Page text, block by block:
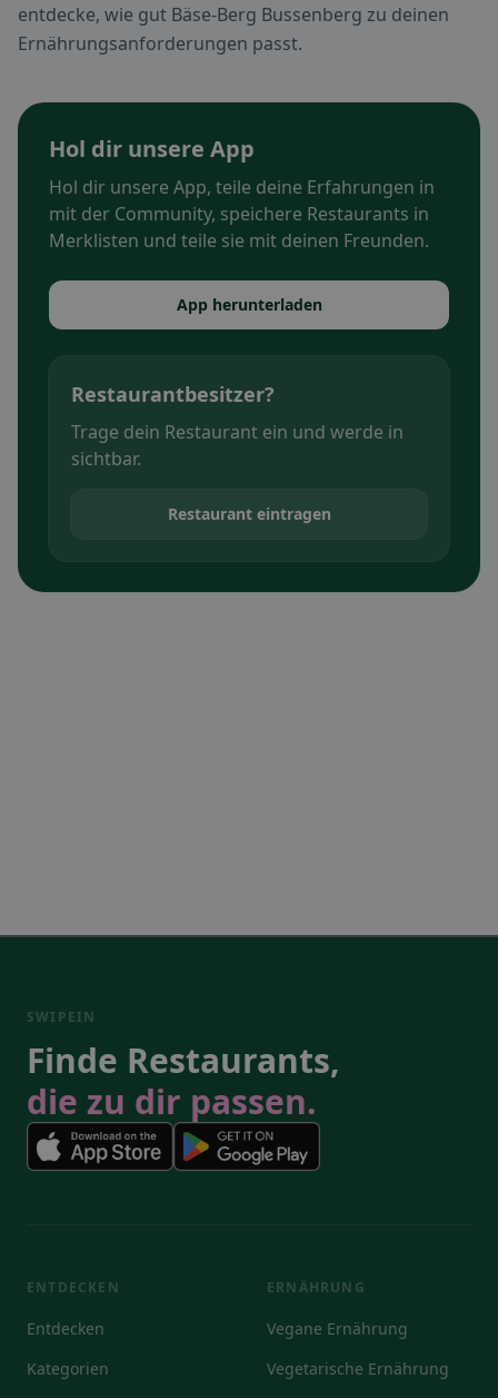
entdecke, wie gut Bäse-Berg Bussenberg zu deinen
Ernährungsanforderungen passt.
Hol dir unsere App
Hol dir unsere App, teile deine Erfahrungen in
mit der Community, speichere Restaurants in
Merklisten und teile sie mit deinen Freunden.
App herunterladen
Restaurantbesitzer?
Trage dein Restaurant ein und werde in
sichtbar.
Restaurant eintragen
SWIPEIN
Finde Restaurants,
die zu dir passen.
ENTDECKEN
Entdecken
Kategorien
ERNÄHRUNG
Vegane Ernährung
Vegetarische Ernährung